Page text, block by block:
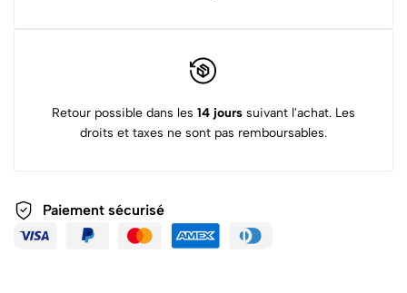
Retour possible dans les 14 jours suivant l'achat. Les
droits et taxes ne sont pas remboursables.
Paiement sécurisé